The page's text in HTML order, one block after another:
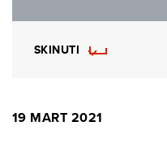
SKINUTI
19 MART 2021